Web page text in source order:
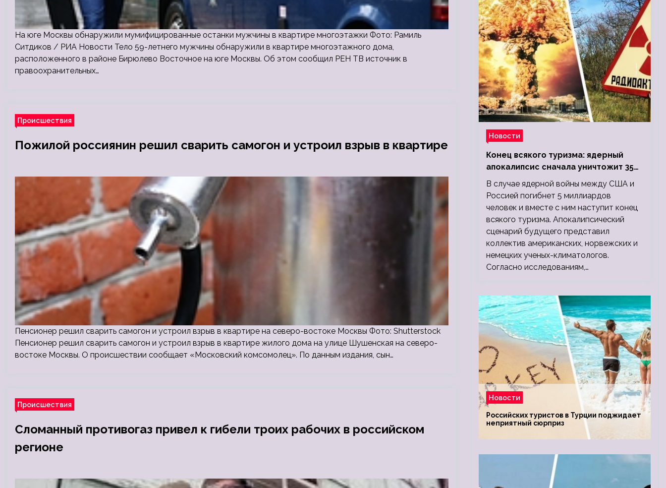
На юге Москвы обнаружили мумифицированные останки мужчины в квартире многоэтажки Фото: Рамиль
Ситдиков / РИА Новости Тело 59-летнего мужчины обнаружили в квартире многоэтажного дома,
расположенного в районе Бирюлево Восточное на юге Москвы. Об этом сообщил РЕН ТВ источник в
правоохранительных…
Происшествия
Пожилой россиянин решил сварить самогон и устроил взрыв в квартире
Пенсионер решил сварить самогон и устроил взрыв в квартире на северо-востоке Москвы Фото: Shutterstock
Пенсионер решил сварить самогон и устроил взрыв в квартире жилого дома на улице Шушенская на северо-
востоке Москвы. О происшествии сообщает «Московский комсомолец». По данным издания, сын…
Происшествия
Сломанный противогаз привел к гибели троих рабочих в российском
регионе
Новости
Конец всякого туризма: ядерный
апокалипсис сначала уничтожит 350
миллионов, а потом 5 миллиардов
людей
В случае ядерной войны между США и
Россией погибнет 5 миллиардов
человек и вместе с ним наступит конец
всякого туризма. Апокалипсический
сценарий будущего представил
коллектив американских, норвежских и
немецких ученых-климатологов.
Согласно исследованиям,…
Новости
Российских туристов в Турции поджидает
неприятный сюрприз